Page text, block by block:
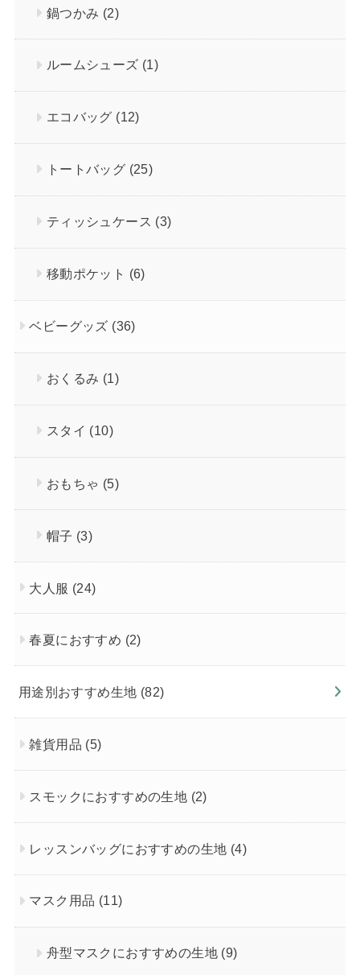
鍋つかみ (2)
ルームシューズ (1)
エコバッグ (12)
トートバッグ (25)
ティッシュケース (3)
移動ポケット (6)
ベビーグッズ (36)
おくるみ (1)
スタイ (10)
おもちゃ (5)
帽子 (3)
大人服 (24)
春夏におすすめ (2)
用途別おすすめ生地 (82)
雑貨用品 (5)
スモックにおすすめの生地 (2)
レッスンバッグにおすすめの生地 (4)
マスク用品 (11)
舟型マスクにおすすめの生地 (9)